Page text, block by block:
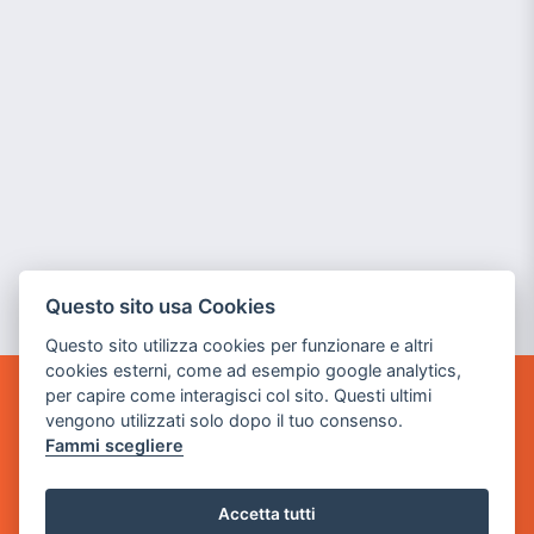
GAME WARP
BY POWER GAME SRL
Sede Legale
via Villaggio dei Platani, 3
Questo sito usa Cookies
Questo sito utilizza cookies per funzionare e altri
cookies esterni, come ad esempio google analytics,
per capire come interagisci col sito. Questi ultimi
vengono utilizzati solo dopo il tuo consenso.
Fammi scegliere
Accetta tutti